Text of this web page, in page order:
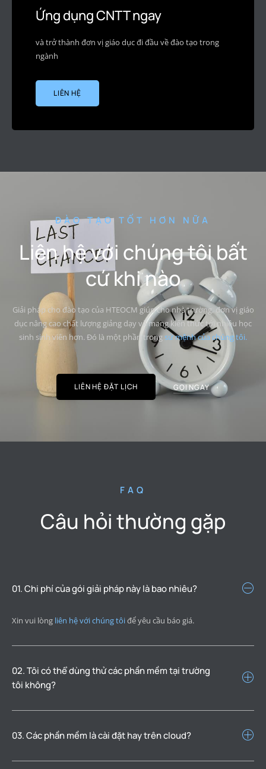
Ứng dụng CNTT ngay
và trở thành đơn vị giáo dục đi đầu về đào tạo trong
ngành
LIÊN HỆ
ĐÀO TẠO TỐT HƠN NỮA
Liên hệ với chúng tôi bất
cứ khi nào
Giải pháp cho đào tạo của HTEOCM giúp cho nhà trường, đơn vị giáo
dục nâng cao chất lượng giảng dạy và mang kiến thức tới nhiều học
sinh sinh viên hơn. Đó là một phần trongsứ mệnh của chúng tôi.
LIÊN HỆ ĐẶT LỊCH GỌI NGAY
FAQ
Câu hỏi thường gặp
01. Chi phí của gói giải pháp này là bao nhiêu?
Xin vui lòng liên hệ với chúng tôiđể yêu cầu báo giá.
02. Tôi có thể dùng thử các phần mềm tại trường
tôi không?
03. Các phần mềm là cài đặt hay trên cloud?